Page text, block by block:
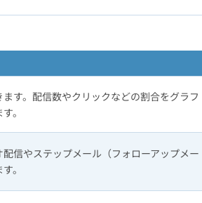
す。配信数やクリックなどの割合をグラフ
。
信やステップメール（フォローアップメー
。